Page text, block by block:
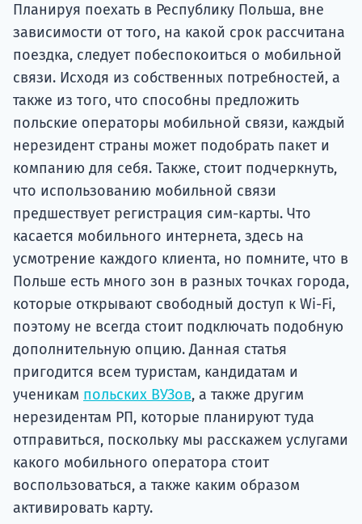
Планируя поехать в Республику Польша, вне
зависимости от того, на какой срок рассчитана
поездка, следует побеспокоиться о мобильной
связи. Исходя из собственных потребностей, а
также из того, что способны предложить
польские операторы мобильной связи, каждый
нерезидент страны может подобрать пакет и
компанию для себя. Также, стоит подчеркнуть,
что использованию мобильной связи
предшествует регистрация сим-карты. Что
касается мобильного интернета, здесь на
усмотрение каждого клиента, но помните, что в
Польше есть много зон в разных точках города,
которые открывают свободный доступ к Wi-Fi,
поэтому не всегда стоит подключать подобную
дополнительную опцию. Данная статья
пригодится всем туристам, кандидатам и
ученикам польских ВУЗов, а также другим
нерезидентам РП, которые планируют туда
отправиться, поскольку мы расскажем услугами
какого мобильного оператора стоит
воспользоваться, а также каким образом
активировать карту.